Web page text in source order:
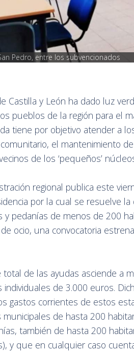
Pedro, entre los subvencionados
Castilla y León ha dado luz
pueblos de la región para el
tiene por objetivo atender a
el mantenimiento
de los ‘pequeños’
regional publica este
por la cual se resuelve
y pedanías de menos de 200
ocio, una convocatoria
total de las ayudas asciende a
individuales de 3.000 euros.
gastos corrientes de estos
municipales de hasta 200
también de hasta 200
y que en cualquier caso